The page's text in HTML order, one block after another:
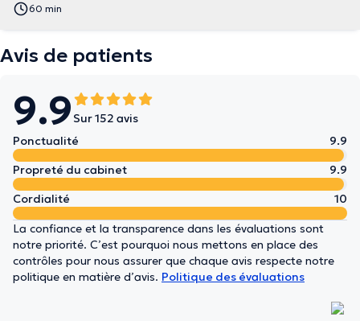
60 min
Avis de patients
9.9 Sur 152 avis
Ponctualité
9.9
Propreté du cabinet
9.9
Cordialité
10
La confiance et la transparence dans les évaluations sont
notre priorité. C’est pourquoi nous mettons en place des
contrôles pour nous assurer que chaque avis respecte notre
politique en matière d’avis. Politique des évaluations